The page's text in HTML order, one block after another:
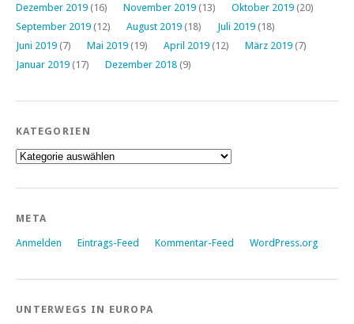
Dezember 2019 (16) November 2019 (13) Oktober 2019 (20)
September 2019 (12) August 2019 (18) Juli 2019 (18)
Juni 2019 (7) Mai 2019 (19) April 2019 (12) März 2019 (7)
Januar 2019 (17) Dezember 2018 (9)
KATEGORIEN
Kategorien
META
Anmelden Eintrags-Feed Kommentar-Feed WordPress.org
UNTERWEGS IN EUROPA